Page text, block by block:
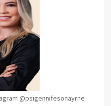
@psigennifesonayrne